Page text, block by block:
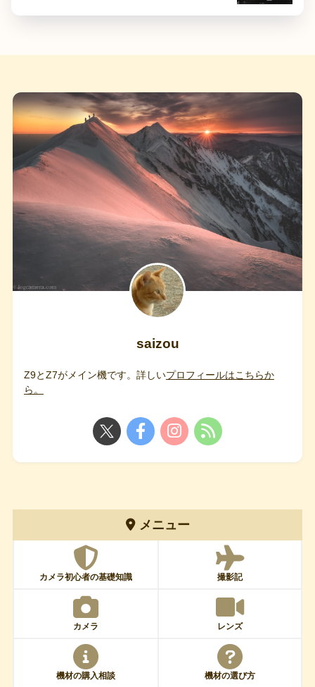
saizou
Z9とZ7がメイン機です。詳しいプロフィールはこちらか
ら。
メニュー
カメラ初心者の基礎知識 撮影記
カメラ レンズ
機材の購入相談 機材の選び方